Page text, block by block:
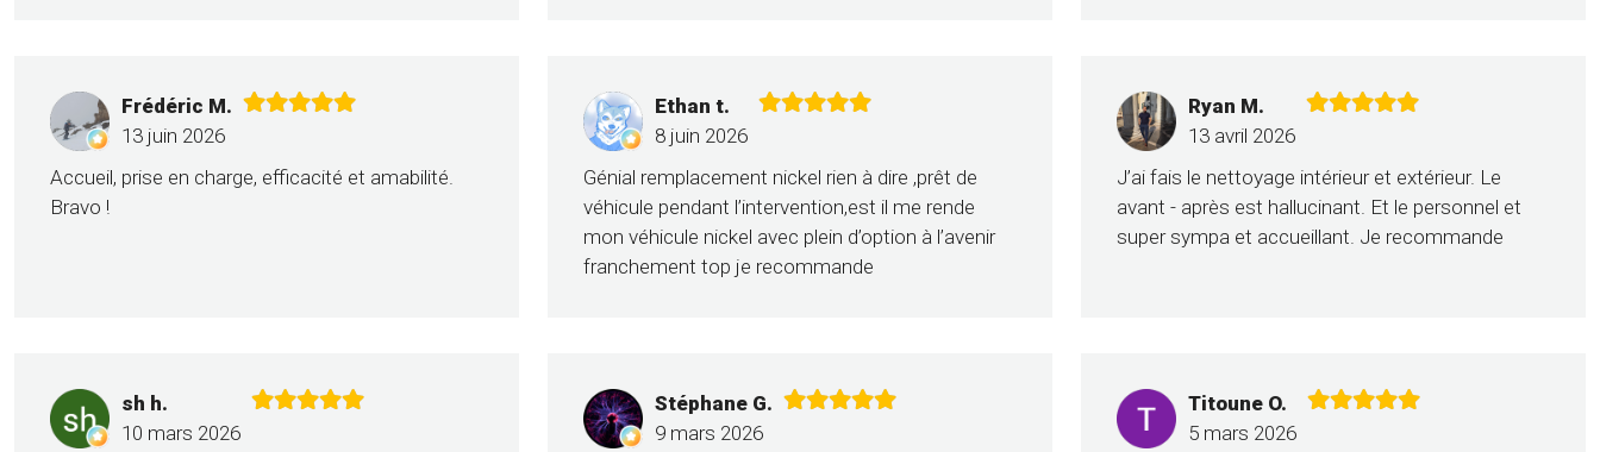
Frédéric M.
13 juin 2026
Accueil, prise en charge, efficacité et amabilité.
Bravo !
Ethan t.
8 juin 2026
Génial remplacement nickel rien à dire ,prêt de
véhicule pendant l’intervention,est il me rende
mon véhicule nickel avec plein d’option à l’avenir
franchement top je recommande
Ryan M.
13 avril 2026
J’ai fais le nettoyage intérieur et extérieur. Le
avant - après est hallucinant. Et le personnel et
super sympa et accueillant. Je recommande
sh h.
10 mars 2026
Stéphane G.
9 mars 2026
Titoune O.
5 mars 2026